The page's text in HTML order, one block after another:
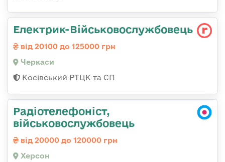
Електрик-Військовослужбовець
від 20100 до 125000 грн
Черкаси
Косівський РТЦК та СП
Радіотелефоніст,
військовослужбовець
від 20000 до 120000 грн
Херсон